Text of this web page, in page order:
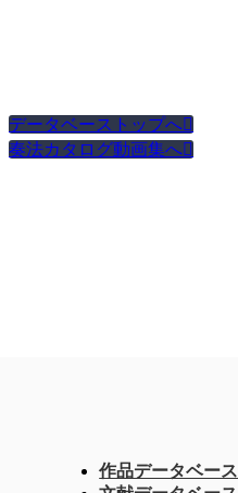
データベーストップへ
奏法カタログ動画集へ
作品データベース